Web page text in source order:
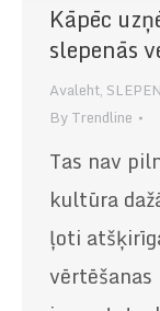
Kāpēc
slepenās
Avaleht,
ByTrendline
Tas nav
kultūra
ļoti